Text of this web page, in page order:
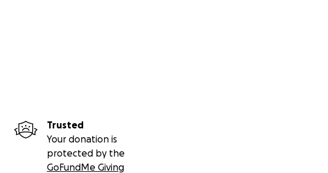
Trusted
Your donation is
protected by the
GoFundMe Giving